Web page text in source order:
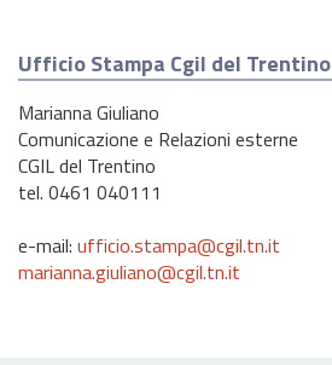
Ufficio Stampa Cgil del Trentino
Marianna Giuliano
Comunicazione e Relazioni esterne
CGIL del Trentino
tel. 0461 040111
e-mail: ufficio.stampa@cgil.tn.it
marianna.giuliano@cgil.tn.it